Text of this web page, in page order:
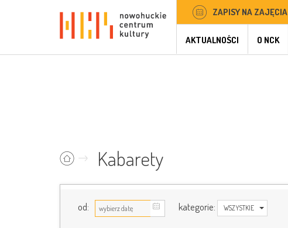
ZAPISY NA ZAJĘCIA
AKTUALNOŚCI O NCK
Kabarety
od: kategorie: WSZYSTKIE